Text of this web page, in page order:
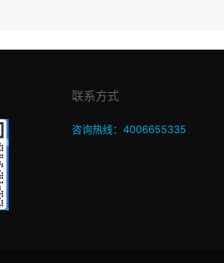
联系方式
咨询热线：4006655335